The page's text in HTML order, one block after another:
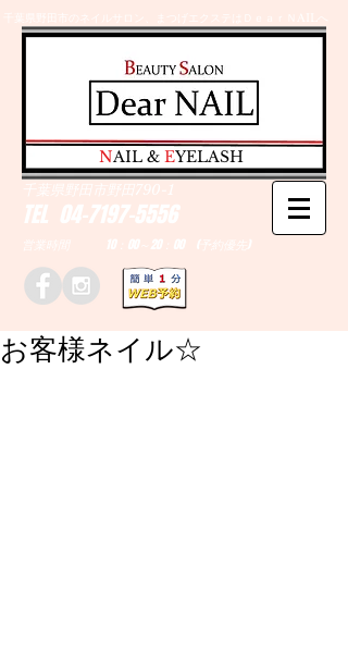
千葉県野田市のネイルサロン、まつげエクステはＤｅａｒＮAILへ
TEL 04-7197-5556
営業時間 10：00～20：00 (予約優先)
千葉県野田市野田790-1
​NAIL & EYELASH
お客様ネイル☆